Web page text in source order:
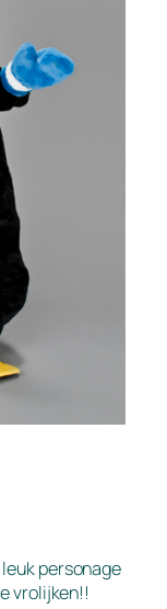
personage
vrolijken!!